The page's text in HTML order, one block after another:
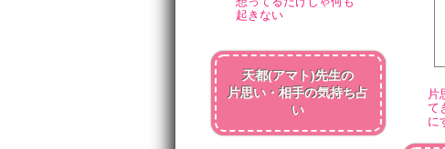
起きない
天都(アマト)先生の
片思い・相手の気持ち占
い
片
て
に